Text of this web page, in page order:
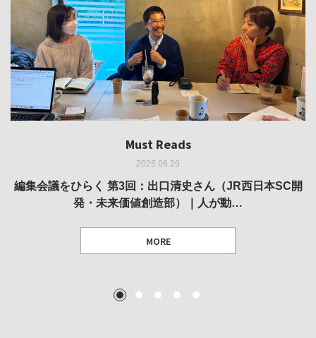
Must Reads
2026.06.29
編集会議をひらく 第3回：出口清史さん（JR西日本SC開
発・未来価値創造部）｜人が動…
MORE
Must Reads
2026.05.14
REVIEW｜果たして美術家・梅津庸一は、「大阪のゆかり
作家」となることができたのか…
Must Reads
2026.03.11
REPORT｜博覧会の残像
MORE
Must Reads
2026.02.25
REVIEW｜菊池聡太朗 個展「余りの風景」
MORE
Must Reads
2025.10.01
REVIEW｜生の存在証明としての線——「ライフライン」
展
1 2 3 4 5